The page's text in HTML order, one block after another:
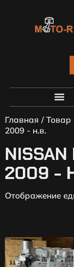
Главная / Товар
2009 - н.в.
2009 -
Отображение